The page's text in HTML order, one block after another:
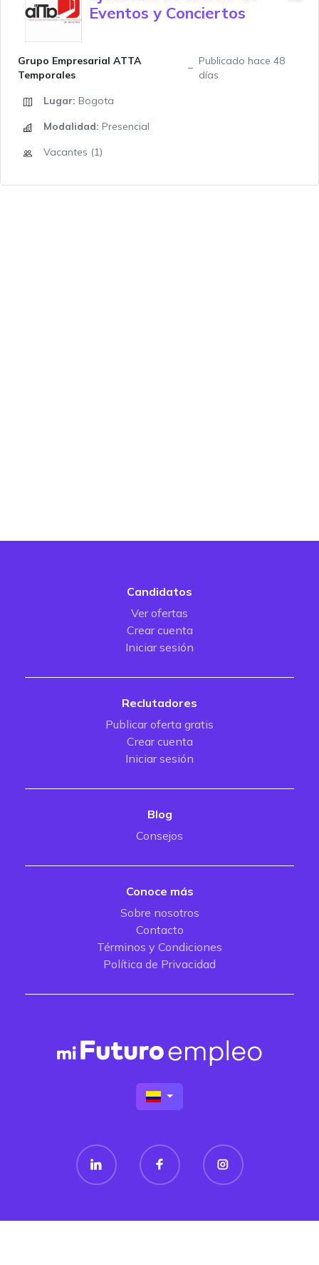
Eventos y Conciertos
Grupo Empresarial ATTA
Temporales
Publicado hace 48
días
Lugar: Bogota
Modalidad: Presencial
Vacantes (1)
Candidatos
Ver ofertas
Crear cuenta
Iniciar sesión
Reclutadores
Publicar oferta gratis
Crear cuenta
Iniciar sesión
Blog
Consejos
Conoce más
Sobre nosotros
Contacto
Términos y Condiciones
Política de Privacidad